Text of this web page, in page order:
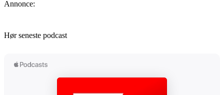
Annonce:
Hør seneste podcast